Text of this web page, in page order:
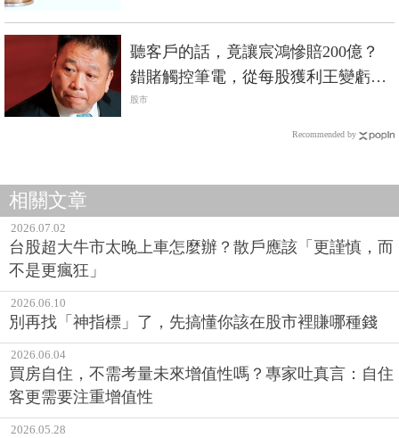
聽客戶的話，竟讓宸鴻慘賠200億？
錯賭觸控筆電，從每股獲利王變虧損
王
股市
Recommended by
相關文章
2026.07.02
台股超大牛市太晚上車怎麼辦？散戶應該「更謹慎，而
不是更瘋狂」
2026.06.10
別再找「神指標」了，先搞懂你該在股市裡賺哪種錢
2026.06.04
買房自住，不需考量未來增值性嗎？專家吐真言：自住
客更需要注重增值性
2026.05.28